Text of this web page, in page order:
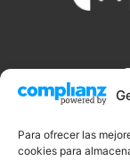
Para ofrecer las
cookies para
que necesitas